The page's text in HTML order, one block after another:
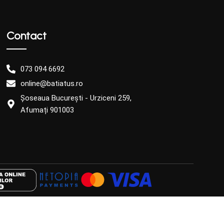
Contact
073 094 6692
online@batiatus.ro
Șoseaua București - Urziceni 259,
Afumați 901003